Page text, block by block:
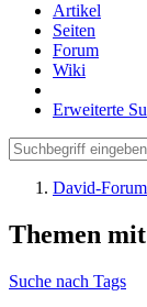
Artikel
Seiten
Forum
Wiki
Erweiterte
David-
Themen
Suche nach Tags